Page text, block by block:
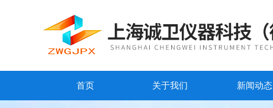
首页 关于我们 新闻动态